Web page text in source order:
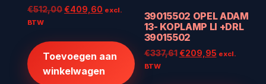
€512,00Oorspronkelijke
€409,60 Huidige
€409,60.
excl.
BTW
Toevoegen aan
winkelwagen
39015502 OPEL ADAM
13- KOPLAMP LI +DRL
39015502
€337,61 Oorspronkelijke
€209,95Huidige
excl.
BTW